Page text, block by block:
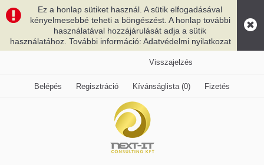
Ez a honlap sütiket használ. A sütik elfogadásával
kényelmesebbé teheti a böngészést. A honlap további
használatával hozzájárulását adja a sütik
használatához. További információ: Adatvédelmi nyilatkozat
Visszajelzés
Belépés Regisztráció Kívánságlista (0) Fizetés